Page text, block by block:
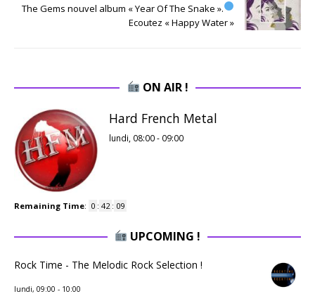
The Gems nouvel album « Year Of The Snake ».
Ecoutez « Happy Water »
ON AIR !
Hard French Metal
lundi, 08:00- 09:00
Remaining Time: 0 : 42 : 08
UPCOMING !
Rock Time - The Melodic Rock Selection !
lundi, 09:00 - 10:00